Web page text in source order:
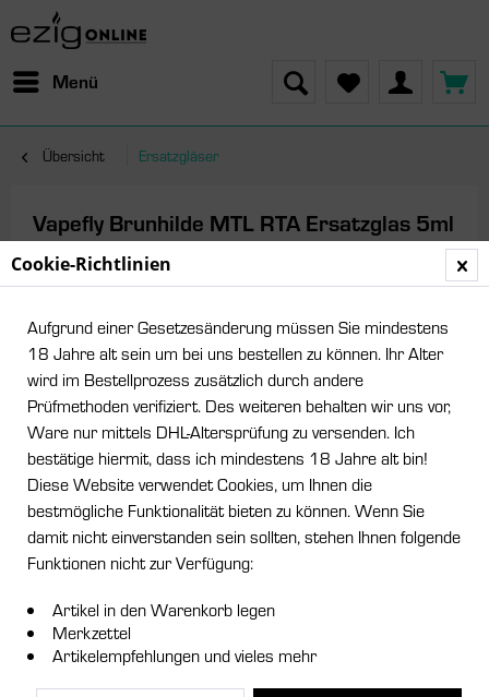
Menü
Übersicht Ersatzgläser
Vapefly Brunhilde MTL RTA Ersatzglas 5ml
2,49 € *
inkl. MwSt.zzgl. Versandkosten
Sofort versandfertig, Lieferzeit ca. 1-3 Werktage
Ausführung:
Cookie-Richtlinien
Aufgrund einer Gesetzesänderung müssen Sie mindestens
18 Jahre alt sein um bei uns bestellen zu können. Ihr Alter
wird im Bestellprozess zusätzlich durch andere
Prüfmethoden verifiziert. Des weiteren behalten wir uns vor,
Ware nur mittels DHL-Altersprüfung zu versenden. Ich
bestätige hiermit, dass ich mindestens 18 Jahre alt bin!
Diese Website verwendet Cookies, um Ihnen die
bestmögliche Funktionalität bieten zu können. Wenn Sie
damit nicht einverstanden sein sollten, stehen Ihnen folgende
Funktionen nicht zur Verfügung:
Artikel in den Warenkorb legen
Merkzettel
Artikelempfehlungen und vieles mehr